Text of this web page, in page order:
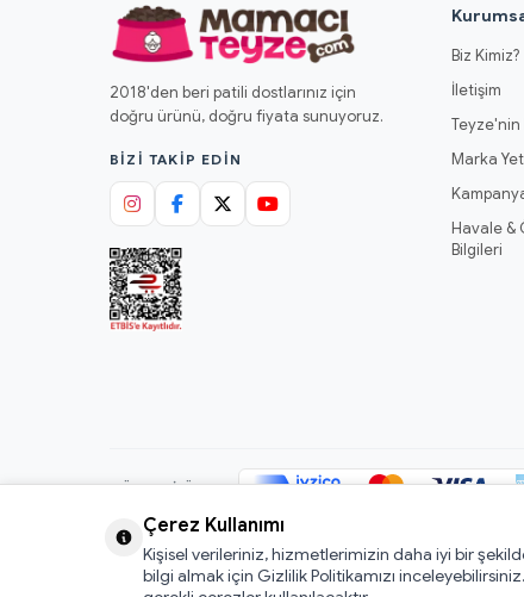
2018'den beri patili dostlarınız için
doğru ürünü, doğru fiyata sunuyoruz.
BIZI TAKIP EDIN
Biz Kimiz?
İletişim
Marka
Havale &
Bilgileri
GÜVENLI ÖDEME
© 2026 Mamacı Teyze · Nurşen ve ekibi ile birlikte ile
Çerez Kullanımı
Kişisel verileriniz, hizmetlerimizin daha iyi bir
bilgi almak için Gizlilik Politikamızı inceleyebilirsiniz.